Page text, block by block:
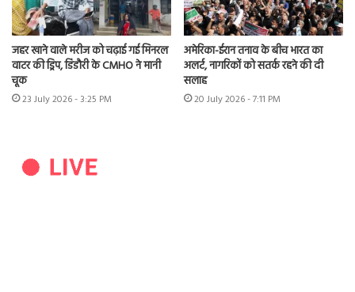
जहर खाने वाले मरीज को चढ़ाई गई मिनरल
वाटर की ड्रिप, डिंडौरी के CMHO ने मानी
चूक
23 July 2026 - 3:25 PM
अमेरिका-ईरान तनाव के बीच भारत का
अलर्ट, नागरिकों को सतर्क रहने की दी
सलाह
20 July 2026 - 7:11 PM